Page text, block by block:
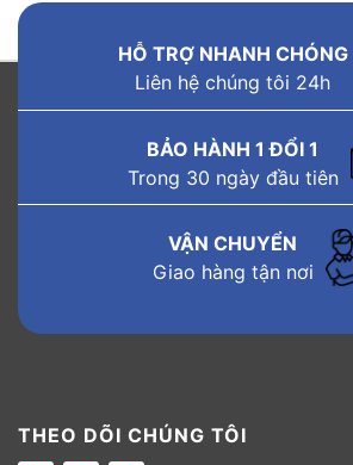
HỖ TRỢ NHANH CHÓNG
Liên hệ chúng tôi 24h
BẢO HÀNH 1 ĐỔI 1
Trong 30 ngày đầu tiên
VẬN CHUYỂN
Giao hàng tận nơi
THEO DÕI CHÚNG TÔI